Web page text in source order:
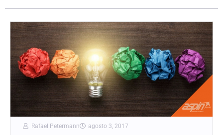
Rafael Petermann agosto 3, 2017